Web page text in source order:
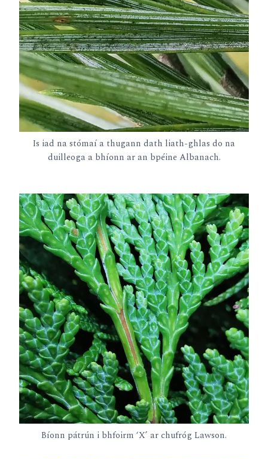
Is iad na stómaí a thugann dath liath-ghlas do na
duilleoga a bhíonn ar an bpéine Albanach.
Bíonn pátrún i bhfoirm ‘X’ ar chufróg Lawson.